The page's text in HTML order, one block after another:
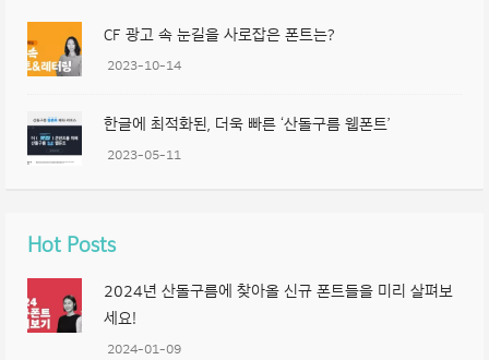
CF 광고 속 눈길을 사로잡은 폰트는?
2023-10-14
한글에 최적화된, 더욱 빠른 ‘산돌구름 웹폰트’
2023-05-11
Hot Posts
2024년 산돌구름에 찾아올 신규 폰트들을 미리 살펴보
세요!
2024-01-09